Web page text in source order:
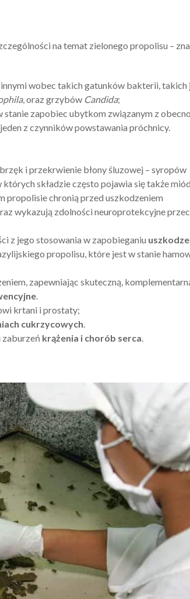
na temat zielonego propolisu –
innymi wobec takich gatunków bakterii, takich
, oraz grzybów Candida;
stanie zapobiec ubytkom związanym z
z czynników powstawania próchnicy.
i przekrwienie błony śluzowej – syropów
których składzie często pojawia się także
propolisie chronią przed uszkodzeniem
wykazują zdolności neuroprotekcyjne
z jego stosowania w zapobieganiu
propolisu, które jest w stanie
zapewniając skuteczną,
.
krtani i prostaty;
cukrzycowych.
zaburzeń krążenia i chorób serca.